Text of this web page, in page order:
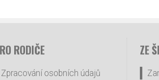
RODIČE
Zpracování osobních údajů
ZE